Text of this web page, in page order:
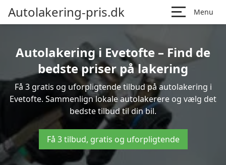
Autolakering-pris.dk Menu
Autolakering i Evetofte – Find de
bedste priser på lakering
Få 3 gratis og uforpligtende tilbud på autolakering i
Evetofte. Sammenlign lokale autolakerere og vælg det
bedste tilbud til din bil.
Få 3 tilbud, gratis og uforpligtende